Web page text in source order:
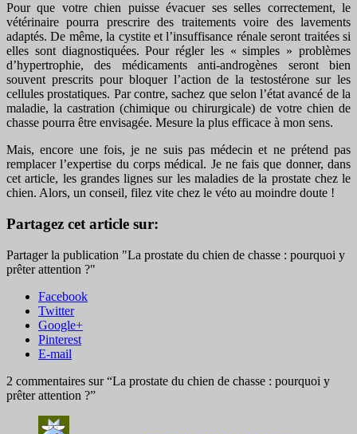
Pour que votre chien puisse évacuer ses selles correctement, le
vétérinaire pourra prescrire des traitements voire des lavements
adaptés. De même, la cystite et l’insuffisance rénale seront traitées si
elles sont diagnostiquées. Pour régler les « simples » problèmes
d’hypertrophie, des médicaments anti-androgènes seront bien
souvent prescrits pour bloquer l’action de la testostérone sur les
cellules prostatiques. Par contre, sachez que selon l’état avancé de la
maladie, la castration (chimique ou chirurgicale) de votre chien de
chasse pourra être envisagée. Mesure la plus efficace à mon sens.
Mais, encore une fois, je ne suis pas médecin et ne prétend pas
remplacer l’expertise du corps médical. Je ne fais que donner, dans
cet article, les grandes lignes sur les maladies de la prostate chez le
chien. Alors, un conseil, filez vite chez le véto au moindre doute !
Partagez cet article sur:
Partager la publication "La prostate du chien de chasse : pourquoi y
prêter attention ?"
Facebook
Twitter
Google+
Pinterest
E-mail
2 commentaires sur “La prostate du chien de chasse : pourquoi y
prêter attention ?”